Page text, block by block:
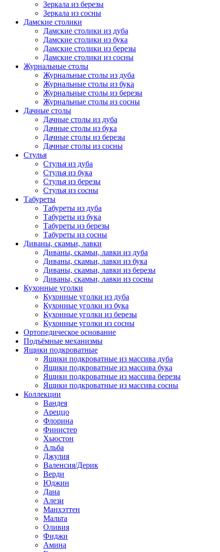
Зеркала из березы
Зеркала из сосны
Дамские столики
Дамские столики из дуба
Дамские столики из бука
Дамские столики из березы
Дамские столики из сосны
Журнальные столы
Журнальные столы из дуба
Журнальные столы из бука
Журнальные столы из березы
Журнальные столы из сосны
Дачные столы
Дачные столы из дуба
Дачные столы из бука
Дачные столы из березы
Дачные столы из сосны
Стулья
Стулья из дуба
Стулья из бука
Стулья из березы
Стулья из сосны
Табуреты
Табуреты из дуба
Табуреты из бука
Табуреты из березы
Табуреты из сосны
Диваны, скамьи, лавки
Диваны, скамьи, лавки из дуба
Диваны, скамьи, лавки из бука
Диваны, скамьи, лавки из березы
Диваны, скамьи, лавки из сосны
Кухонные уголки
Кухонные уголки из дуба
Кухонные уголки из бука
Кухонные уголки из березы
Кухонные уголки из сосны
Ортопедическое основание
Подъёмные механизмы
Ящики подкроватные
Ящики подкроватные из массива дуба
Ящики подкроватные из массива бука
Ящики подкроватные из массива березы
Ящики подкроватные из массива сосны
Коллекции
Вандея
Ареццо
Флорина
Финистер
Хьюстон
Альба
Джулия
Валенсия/Дерик
Верди
Юджин
Дана
Алези
Манхэттен
Мальта
Оливия
Фиджи
Амина